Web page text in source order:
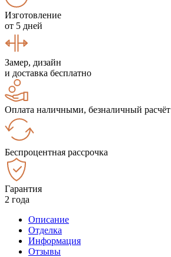
Изготовление
от 5 дней
Замер, дизайн
и доставка бесплатно
Оплата наличными, безналичный расчёт
Беспроцентная рассрочка
Гарантия
2 года
Описание
Отделка
Информация
Отзывы